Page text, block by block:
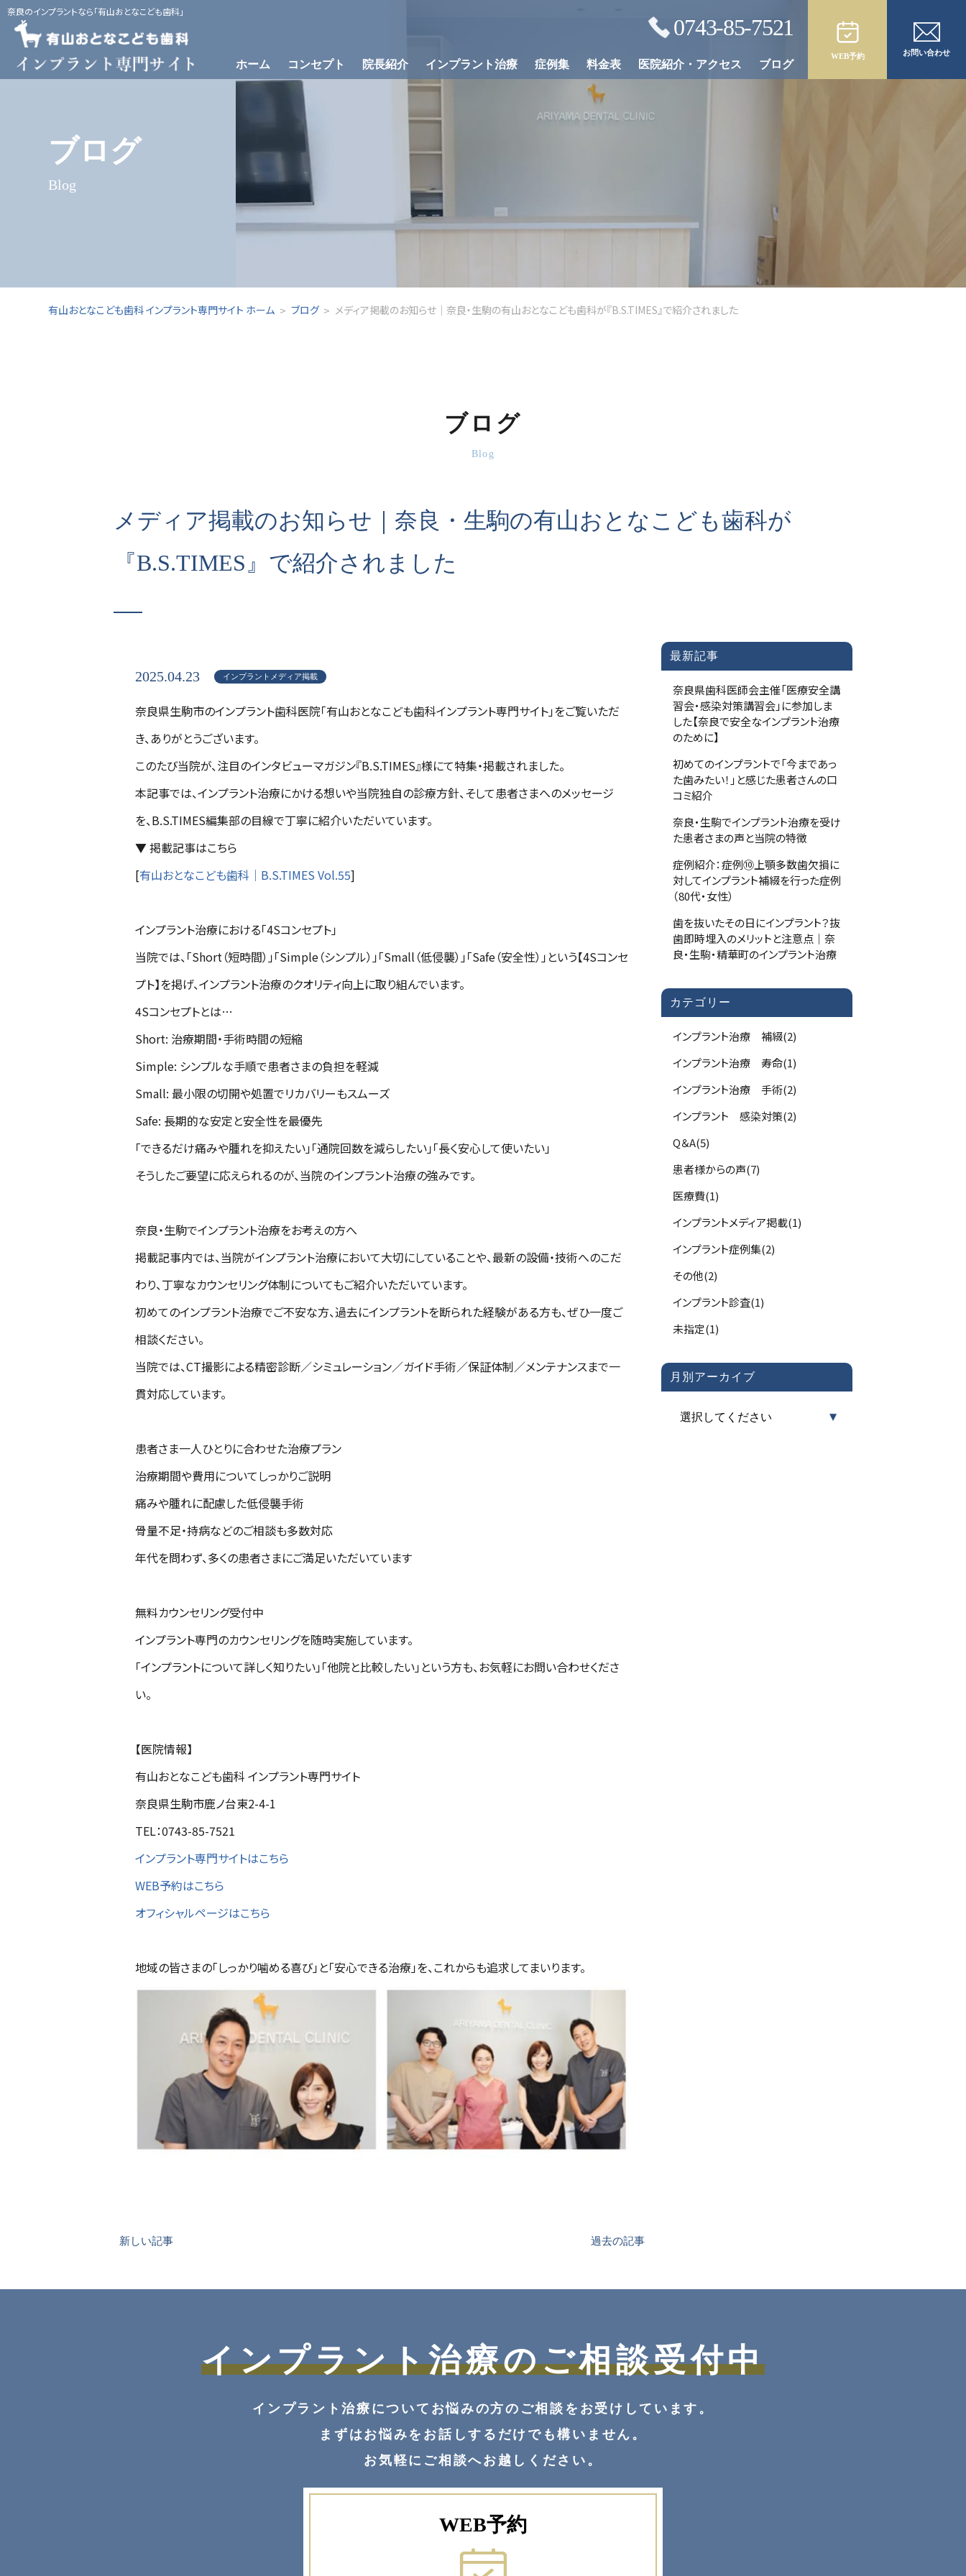
奈良のインプラントなら「有山おとなこども歯科」
0743-85-7521
WEB予約 お問い合わせ
ホーム コンセプト 院長紹介 インプラント治療
インプラント治療とは インプラント治療の流れ
症例集 料金表 医院紹介・アクセス ブログ
ブログ
Blog
有山おとなこども歯科 インプラント専門サイト ホーム ブログ メディア掲載のお知らせ｜奈良・生駒の有山おとなこども歯科が『B.S.TIMES』で紹介されました
ブログ
Blog
メディア掲載のお知らせ｜奈良・生駒の有山おとなこども歯科が
『B.S.TIMES』で紹介されました
2025.04.23 インプラントメディア掲載
奈良県生駒市のインプラント歯科医院「有山おとなこども歯科インプラント専門サイト」をご覧いただ
き、ありがとうございます。
このたび当院が、注目のインタビューマガジン『B.S.TIMES』様にて特集・掲載されました。
本記事では、インプラント治療にかける想いや当院独自の診療方針、そして患者さまへのメッセージ
を、B.S.TIMES編集部の目線で丁寧に紹介いただいています。
▼ 掲載記事はこちら
[有山おとなこども歯科｜B.S.TIMES Vol.55]
インプラント治療における「4Sコンセプト」
当院では、「Short（短時間）」「Simple（シンプル）」「Small（低侵襲）」「Safe（安全性）」という【4Sコンセ
プト】を掲げ、インプラント治療のクオリティ向上に取り組んでいます。
4Sコンセプトとは…
Short: 治療期間・手術時間の短縮
Simple: シンプルな手順で患者さまの負担を軽減
Small: 最小限の切開や処置でリカバリーもスムーズ
Safe: 長期的な安定と安全性を最優先
「できるだけ痛みや腫れを抑えたい」「通院回数を減らしたい」「長く安心して使いたい」
――そうしたご要望に応えられるのが、当院のインプラント治療の強みです。
奈良・生駒でインプラント治療をお考えの方へ
掲載記事内では、当院がインプラント治療において大切にしていることや、最新の設備・技術へのこだ
わり、丁寧なカウンセリング体制についてもご紹介いただいています。
初めてのインプラント治療でご不安な方、過去にインプラントを断られた経験がある方も、ぜひ一度ご
相談ください。
当院では、CT撮影による精密診断／シミュレーション／ガイド手術／保証体制／メンテナンスまで一
貫対応しています。
患者さま一人ひとりに合わせた治療プラン
治療期間や費用についてしっかりご説明
痛みや腫れに配慮した低侵襲手術
骨量不足・持病などのご相談も多数対応
年代を問わず、多くの患者さまにご満足いただいています
無料カウンセリング受付中
インプラント専門のカウンセリングを随時実施しています。
「インプラントについて詳しく知りたい」「他院と比較したい」という方も、お気軽にお問い合わせくださ
い。
【医院情報】
有山おとなこども歯科 インプラント専門サイト
奈良県生駒市鹿ノ台東2-4-1
TEL：0743-85-7521
インプラント専門サイトはこちら
WEB予約はこちら
オフィシャルページはこちら
地域の皆さまの「しっかり噛める喜び」と「安心できる治療」を、これからも追求してまいります。
新しい記事 過去の記事
最新記事
奈良県歯科医師会主催「医療安全講
習会・感染対策講習会」に参加しま
した【奈良で安全なインプラント治療
のために】
初めてのインプラントで「今まであっ
た歯みたい！」と感じた患者さんの口
コミ紹介
奈良・生駒でインプラント治療を受け
た患者さまの声と当院の特徴
症例紹介：症例⑩上顎多数歯欠損に
対してインプラント補綴を行った症例
（80代・女性）
歯を抜いたその日にインプラント？抜
歯即時埋入のメリットと注意点｜奈
良・生駒・精華町のインプラント治療
カテゴリー
インプラント治療 補綴(2)
インプラント治療 寿命(1)
インプラント治療 手術(2)
インプラント 感染対策(2)
Q＆A(5)
患者様からの声(7)
医療費(1)
インプラントメディア掲載(1)
インプラント症例集(2)
その他(2)
インプラント診査(1)
未指定(1)
月別アーカイブ
インプラント治療のご相談受付中
インプラント治療についてお悩みの方の ご相談をお受けしています。
まずはお悩みをお話しするだけでも構いません。
お気軽にご相談へお越しください。
WEB予約